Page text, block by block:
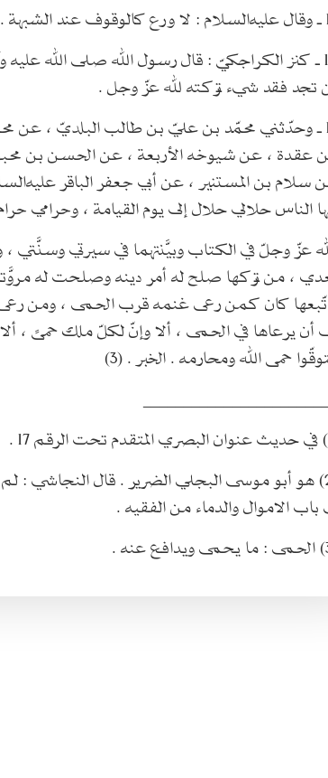
.
يريبك ، فإنّك
تجد فقد شيء تركته لله عزّ وجل .
، عن
عقدة ، عن شيوخه الأربعة ، عن الحسن بن
سلام بن المستنير ، عن أبي جعفر الباقر
الناس حلالي حلال إلى يوم القيامة ، وحرامي
عزّ وجلّ في الكتاب وبيَّنتهما في سيرتي وسنَّتي
، من تركها صلح له أمر دينه وصلحت له
كان كمن رعى غنمه قرب الحمى ، ومن
أن يرعاها في الحمى ، ألا وإنّ لكلّ ملك حمىً ،
حمى الله ومحارمه . الخبر . (3)
باب الاموال والدماء من الفقيه .